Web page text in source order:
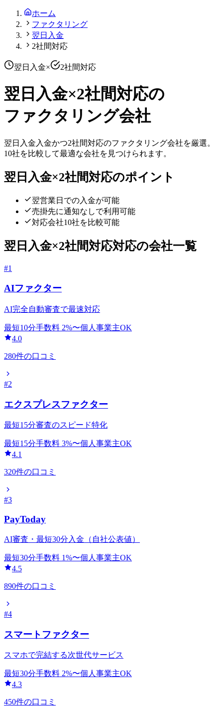
ホーム
ファクタリング
翌日入金
2社間対応
翌日入金× 2社間対応
翌日入金×2社間対応の
ファクタリング会社
翌日入金 入金かつ2社間対応のファクタリング会社を厳選。
10社を比較して最適な会社を見つけられます。
翌日入金×2社間対応のポイント
翌営業日 での入金が可能
売掛先に通知なしで利用可能
対応会社10社を比較可能
翌日入金×2社間対応対応の会社一覧
#1
AIファクター
AI完全自動審査で最速対応
最短10分手数料 2%〜個人事業主OK
4.0
280件の口コミ
#2
エクスプレスファクター
最短15分審査のスピード特化
最短15分手数料 3%〜個人事業主OK
4.1
320件の口コミ
#3
PayToday
AI審査・最短30分入金（自社公表値）
最短30分手数料 1%〜個人事業主OK
4.5
890件の口コミ
#4
スマートファクター
スマホで完結する次世代サービス
最短30分手数料 2%〜個人事業主OK
4.3
450件の口コミ